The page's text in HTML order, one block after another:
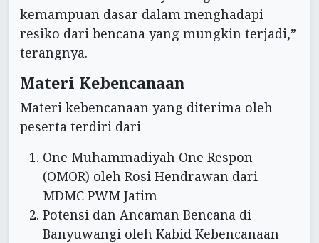
kemampuan dasar dalam menghadapi
resiko dari bencana yang mungkin terjadi,”
terangnya.
Materi Kebencanaan
Materi kebencanaan yang diterima oleh
peserta terdiri dari
One Muhammadiyah One Respon
(OMOR) oleh Rosi Hendrawan dari
MDMC PWM Jatim
Potensi dan Ancaman Bencana di
Banyuwangi oleh Kabid Kebencanaan